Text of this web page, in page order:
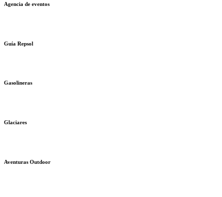
Agencia de eventos
Guía Repsol
Gasolineras
Glaciares
Aventuras Outdoor